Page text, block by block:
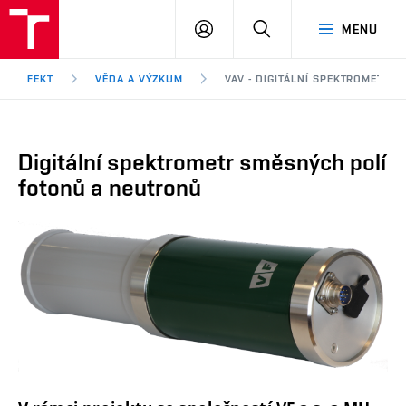
Brno
MENU
PŘIHLÁSIT
FEKT VĚDA A VÝZKUM VAV - DIGITÁLNÍ SPEKTROMETR
Digitální spektrometr směsných polí
fotonů a neutronů